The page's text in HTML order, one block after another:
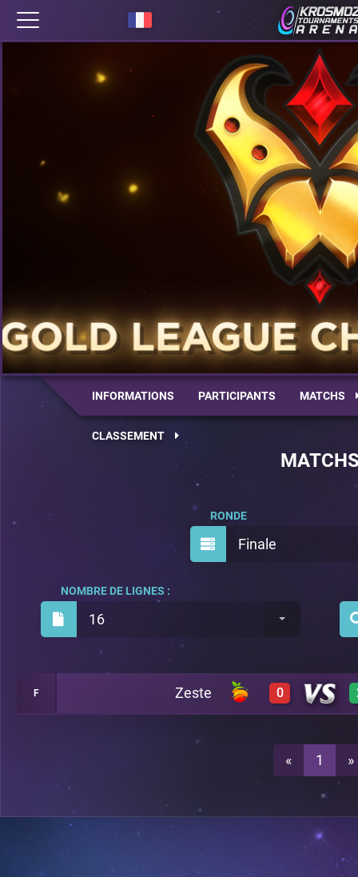
INFORMATIONS PARTICIPANTS MATCHS
CLASSEMENT
Finale
RONDE
16
NOMBRE DE LIGNES :
F Zeste 0
A18
A21
« 1 »